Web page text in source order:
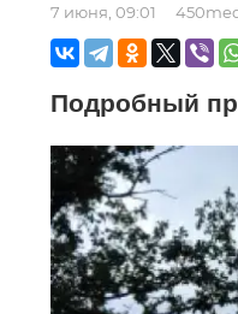
7 июня, 09:01
Подробный